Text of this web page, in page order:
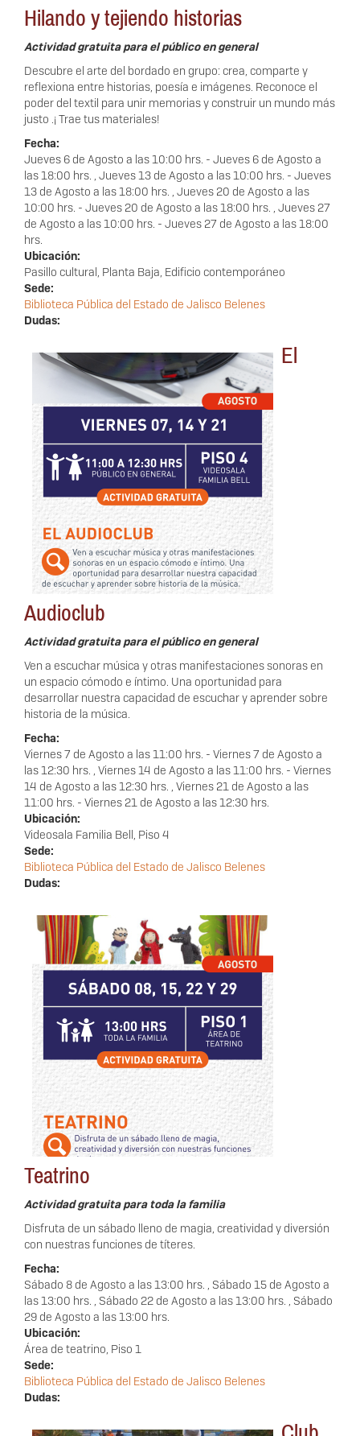
Hilando y tejiendo historias
Actividad gratuita para el público en general
Descubre el arte del bordado en grupo: crea, comparte y
reflexiona entre historias, poesía e imágenes. Reconoce el
poder del textil para unir memorias y construir un mundo más
justo .¡ Trae tus materiales!
Fecha:
Jueves 6 de Agosto a las 10:00 hrs. - Jueves 6 de Agosto a
las 18:00 hrs.
Jueves 13 de Agosto a las 10:00 hrs. - Jueves
13 de Agosto a las 18:00 hrs.
Jueves 20 de Agosto a las
10:00 hrs. - Jueves 20 de Agosto a las 18:00 hrs.
Jueves 27
de Agosto a las 10:00 hrs. - Jueves 27 de Agosto a las 18:00
hrs.
Ubicación:
Pasillo cultural, Planta Baja, Edificio contemporáneo
Sede:
Biblioteca Pública del Estado de Jalisco Belenes
Dudas:
El
Audioclub
Actividad gratuita para el público en general
Ven a escuchar música y otras manifestaciones sonoras en
un espacio cómodo e íntimo. Una oportunidad para
desarrollar nuestra capacidad de escuchar y aprender sobre
historia de la música.
Fecha:
Viernes 7 de Agosto a las 11:00 hrs. - Viernes 7 de Agosto a
las 12:30 hrs.
Viernes 14 de Agosto a las 11:00 hrs. - Viernes
14 de Agosto a las 12:30 hrs.
Viernes 21 de Agosto a las
11:00 hrs. - Viernes 21 de Agosto a las 12:30 hrs.
Ubicación:
Videosala Familia Bell, Piso 4
Sede:
Biblioteca Pública del Estado de Jalisco Belenes
Dudas:
Teatrino
Actividad gratuita para toda la familia
Disfruta de un sábado lleno de magia, creatividad y diversión
con nuestras funciones de títeres.
Fecha:
Sábado 8 de Agosto a las 13:00 hrs.
Sábado 15 de Agosto a
las 13:00 hrs.
Sábado 22 de Agosto a las 13:00 hrs.
Sábado
29 de Agosto a las 13:00 hrs.
Ubicación:
Área de teatrino, Piso 1
Sede:
Biblioteca Pública del Estado de Jalisco Belenes
Dudas: